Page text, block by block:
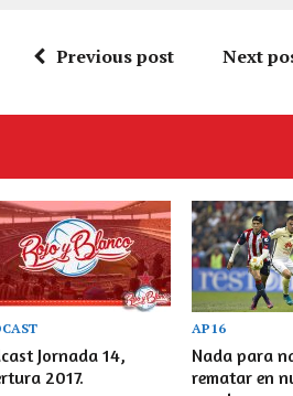
Previous post Next
Jornada 14,
2017.
AP16
Nada para
rematar en